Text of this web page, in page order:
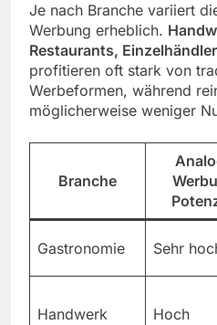
Je nach Branche variiert
Werbung erheblich.
Restaurants,
profitieren oft stark von
Werbeformen, während
möglicherweise weniger
Branche
Gastronomie Sehr
Handwerk Hoch